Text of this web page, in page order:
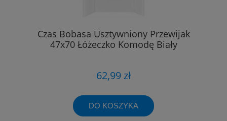
Czas Bobasa Usztywniony Przewijak
47x70 Łóżeczko Komodę Biały
62,99 zł
DO KOSZYKA